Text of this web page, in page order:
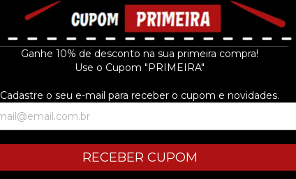
Ganhe 10% de desconto na sua primeira compra!
Use o Cupom "PRIMEIRA"
Cadastre o seu e-mail para receber o cupom e novidades.
RECEBER CUPOM